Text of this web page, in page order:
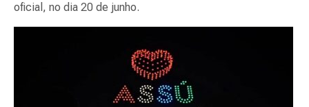
oficial, no dia 20 de junho.